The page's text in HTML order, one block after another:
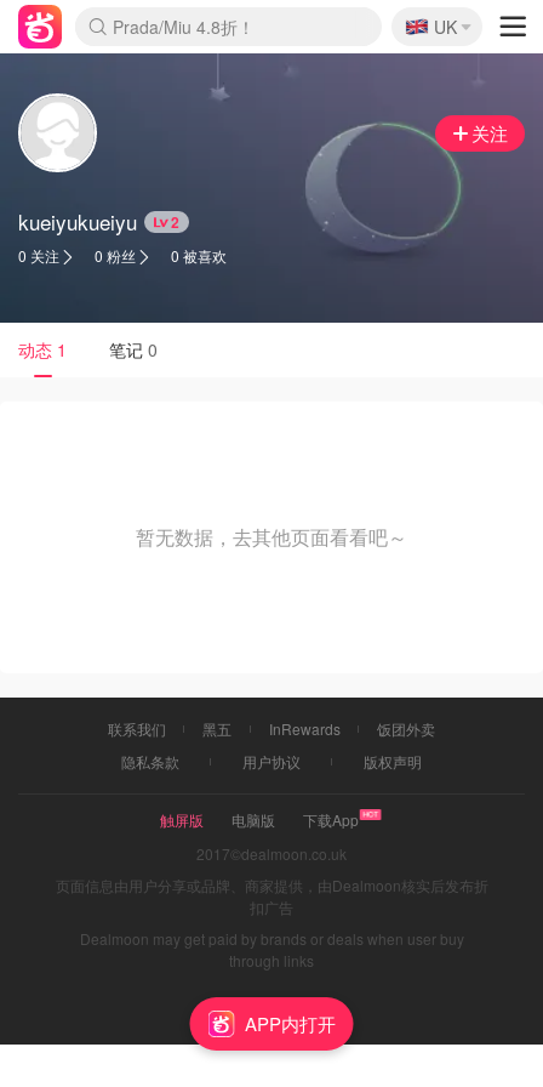
Prada/Miu 4.8折！
🇬🇧
UK
关注
kueiyukueiyu 2
0 关注 0 粉丝 0 被喜欢
动态 1 笔记 0
暂无数据，去其他页面看看吧～
APP内打开
联系我们 黑五 InRewards
饭团外卖
隐私条款
用户协议 版权声明
触屏版 电脑版
下载App
2017©dealmoon.co.uk
页面信息由用户分享或品牌、商家提供，由Dealmoon核实后发布折
扣广告
Dealmoon may get paid by brands or deals when user buy
through links